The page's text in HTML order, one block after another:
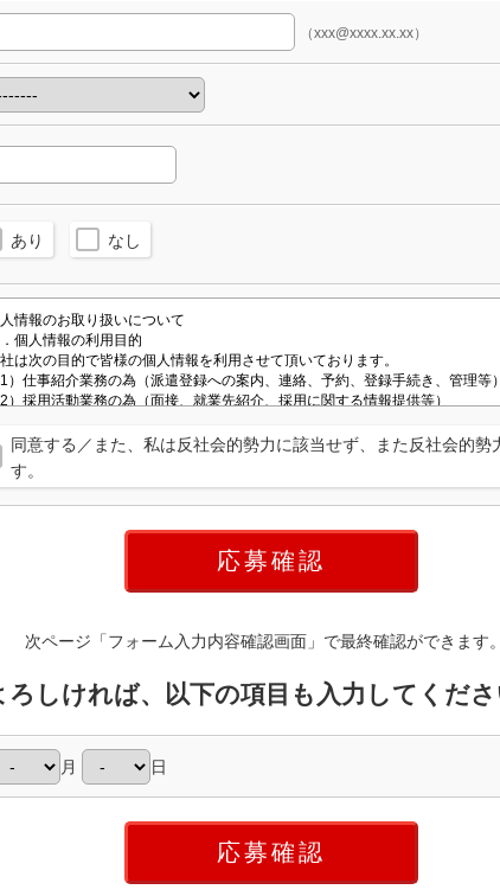
（xxx@xxxx.xx.xx）
あり なし
同意する／また、私は反社会的勢力に該当せず、また反社会的
す。
次ページ「フォーム入力内容確認画面」で最終確認ができます。
ろしければ、以下の項目も入力してくださ
月 日